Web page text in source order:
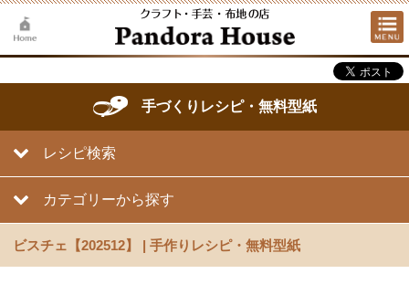
手づくりレシピ・無料型紙
レシピ検索
カテゴリーから探す
ビスチェ【202512】 | 手作りレシピ・無料型紙